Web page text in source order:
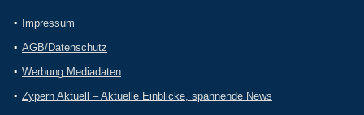
Impressum
AGB/Datenschutz
Werbung Mediadaten
Zypern Aktuell – Aktuelle Einblicke, spannende News